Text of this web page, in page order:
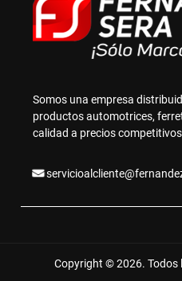
Somos una empresa
productos automotrices,
calidad a precios
Copyright © 2026. Todos